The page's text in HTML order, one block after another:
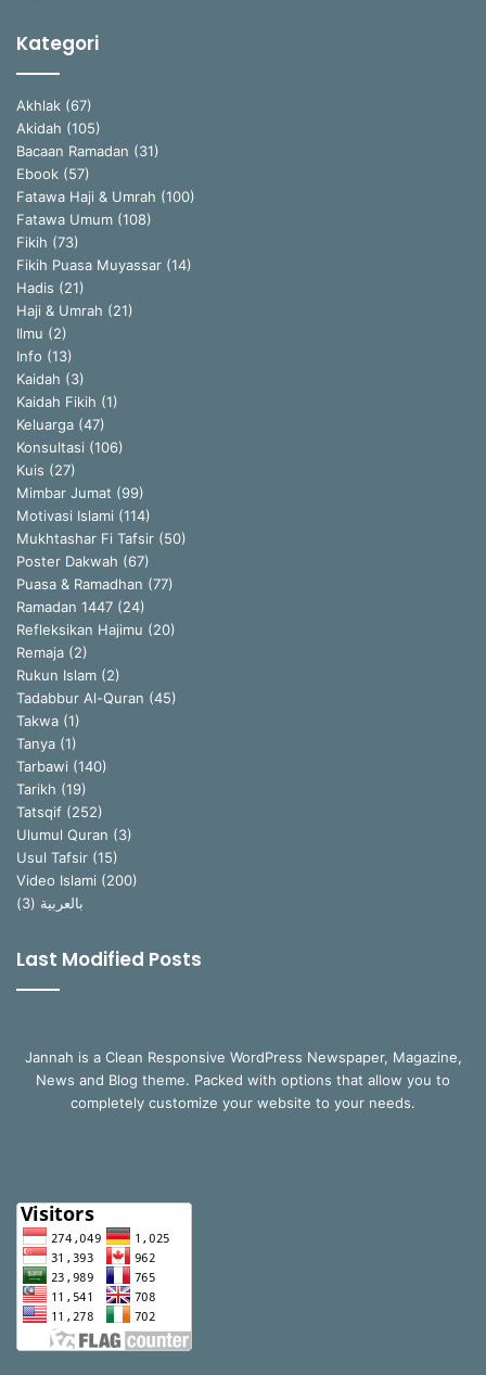
Kategori
Akhlak (67)
Akidah (105)
Bacaan Ramadan (31)
Ebook (57)
Fatawa Haji & Umrah (100)
Fatawa Umum (108)
Fikih (73)
Fikih Puasa Muyassar (14)
Hadis (21)
Haji & Umrah (21)
Ilmu (2)
Info (13)
Kaidah (3)
Kaidah Fikih (1)
Keluarga (47)
Konsultasi (106)
Kuis (27)
Mimbar Jumat (99)
Motivasi Islami (114)
Mukhtashar Fi Tafsir (50)
Poster Dakwah (67)
Puasa & Ramadhan (77)
Ramadan 1447 (24)
Refleksikan Hajimu (20)
Remaja (2)
Rukun Islam (2)
Tadabbur Al-Quran (45)
Takwa (1)
Tanya (1)
Tarbawi (140)
Tarikh (19)
Tatsqif (252)
Ulumul Quran (3)
Usul Tafsir (15)
Video Islami (200)
بالعربية (3)
Last Modified Posts
Jannah is a Clean Responsive WordPress Newspaper, Magazine,
News and Blog theme. Packed with options that allow you to
completely customize your website to your needs.